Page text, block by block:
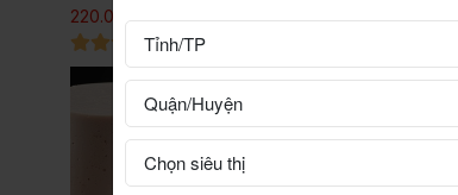
220.000 đ 220.000 đ